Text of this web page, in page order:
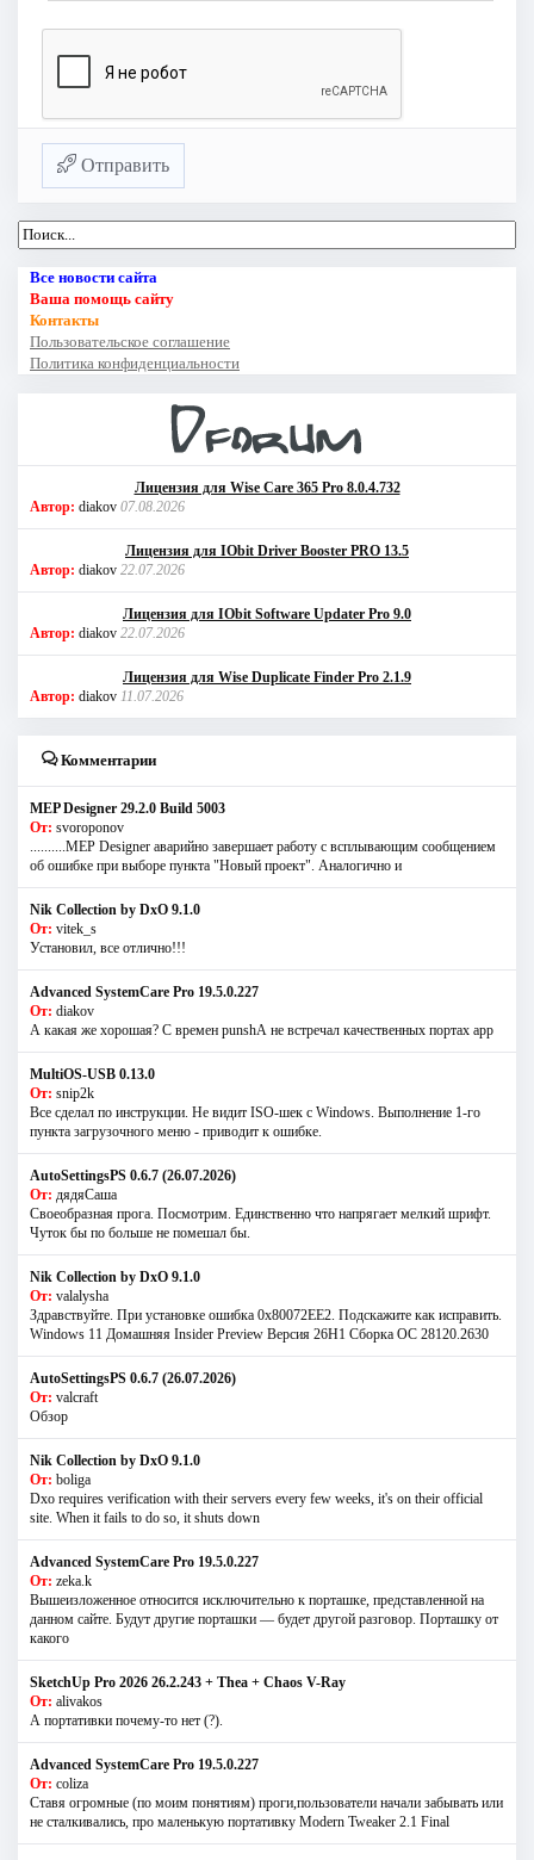
Отправить
Все новости сайта
Ваша помощь сайту
Контакты
Пользовательское соглашение
Политика конфиденциальности
Лицензия для Wise Care 365 Pro 8.0.4.732
Автор: diakov 07.08.2026
Лицензия для IObit Driver Booster PRO 13.5
Автор: diakov 22.07.2026
Лицензия для IObit Software Updater Pro 9.0
Автор: diakov 22.07.2026
Лицензия для Wise Duplicate Finder Pro 2.1.9
Автор: diakov 11.07.2026
Комментарии
MEP Designer 29.2.0 Build 5003
От: svoroponov
..........MEP Designer аварийно завершает работу с всплывающим сообщением
об ошибке при выборе пункта "Новый проект". Аналогично и
Nik Collection by DxO 9.1.0
От: vitek_s
Установил, все отлично!!!
Advanced SystemCare Pro 19.5.0.227
От: diakov
А какая же хорошая? С времен punshА не встречал качественных портах app
MultiOS-USB 0.13.0
От: snip2k
Все сделал по инструкции. Не видит ISO-шек с Windows. Выполнение 1-го
пункта загрузочного меню - приводит к ошибке.
AutoSettingsPS 0.6.7 (26.07.2026)
От: дядяСаша
Своеобразная прога. Посмотрим. Единственно что напрягает мелкий шрифт.
Чуток бы по больше не помешал бы.
Nik Collection by DxO 9.1.0
От: valalysha
Здравствуйте. При установке ошибка 0х80072EE2. Подскажите как исправить.
Windows 11 Домашняя Insider Preview Версия 26H1 Сборка ОС 28120.2630
AutoSettingsPS 0.6.7 (26.07.2026)
От: valcraft
Обзор
Nik Collection by DxO 9.1.0
От: boliga
Dxo requires verification with their servers every few weeks, it's on their official
site. When it fails to do so, it shuts down
Advanced SystemCare Pro 19.5.0.227
От: zeka.k
Вышеизложенное относится исключительно к порташке, представленной на
данном сайте. Будут другие порташки — будет другой разговор. Порташку от
какого
SketchUp Pro 2026 26.2.243 + Thea + Chaos V-Ray
От: alivakos
А портативки почему-то нет (?).
Advanced SystemCare Pro 19.5.0.227
От: coliza
Ставя огромные (по моим понятиям) проги,пользователи начали забывать или
не сталкивались, про маленькую портативку Modern Tweaker 2.1 Final